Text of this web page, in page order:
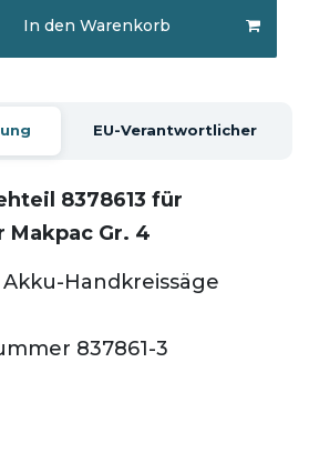
In den Warenkorb
EU-Verantwortlicher
8378613 für
Gr. 4
Handkreissäge
837861-3